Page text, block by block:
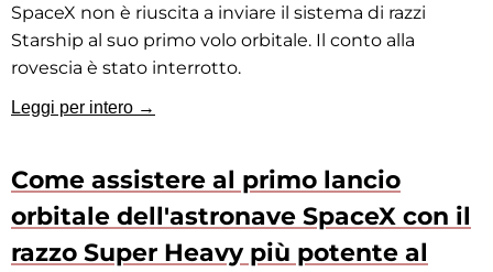
SpaceX non è riuscita a inviare il sistema di razzi
Starship al suo primo volo orbitale. Il conto alla
rovescia è stato interrotto.
Leggi per intero →
Come assistere al primo lancio
orbitale dell'astronave SpaceX con il
razzo Super Heavy più potente al